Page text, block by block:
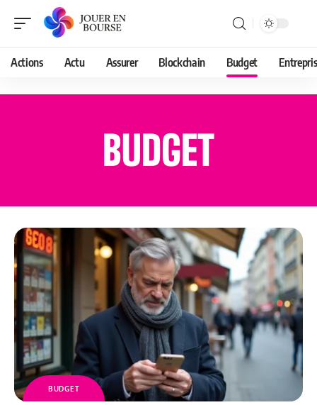
Actions Actu Assurer Blockchain Budget
BUDGET
BUDGET